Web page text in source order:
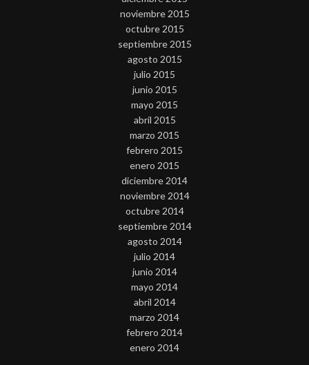
noviembre 2015
octubre 2015
septiembre 2015
agosto 2015
julio 2015
junio 2015
mayo 2015
abril 2015
marzo 2015
febrero 2015
enero 2015
diciembre 2014
noviembre 2014
octubre 2014
septiembre 2014
agosto 2014
julio 2014
junio 2014
mayo 2014
abril 2014
marzo 2014
febrero 2014
enero 2014